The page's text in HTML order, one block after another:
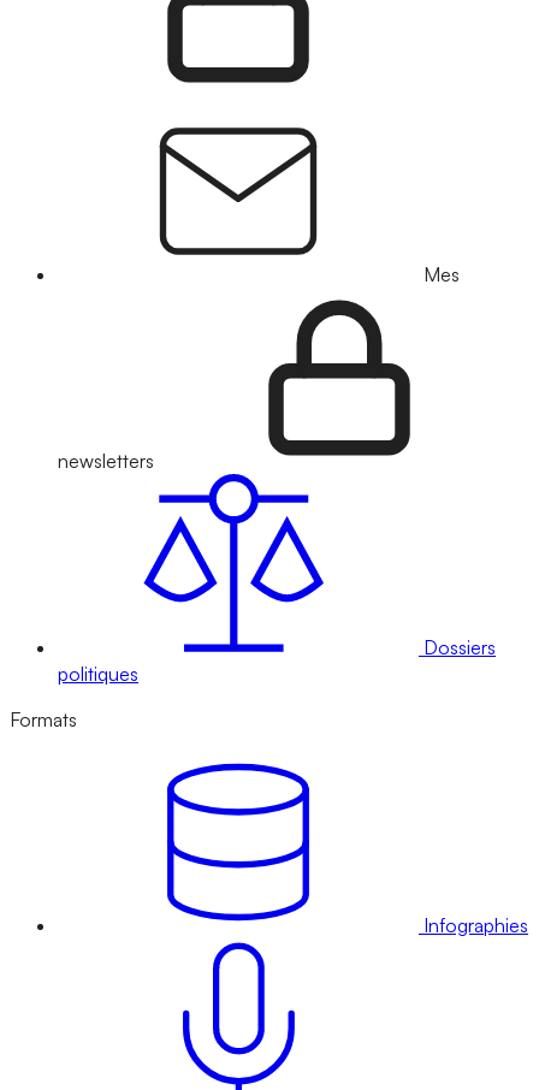
Mes
newsletters
Dossiers
politiques
Formats
Infographies